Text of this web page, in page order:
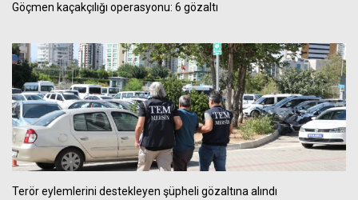
Göçmen kaçakçılığı operasyonu: 6 gözaltı
Terör eylemlerini destekleyen şüpheli gözaltına alındı